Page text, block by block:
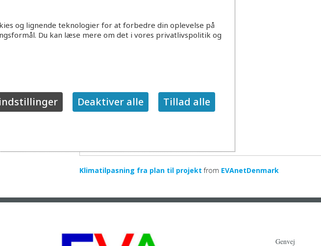
Klimatilpasning fra plan til projekt from EVAnetDenmark
Genvej
og lignende teknologier for at forbedre din oplevelse på
Du kan læse mere om det i vores privatlivspolitik og
Deaktiver alle Tillad alle